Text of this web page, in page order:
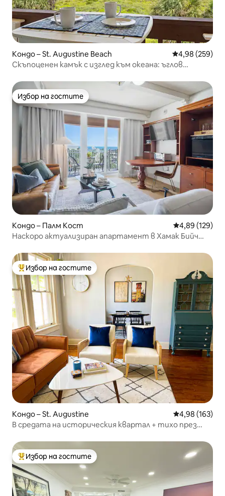
Кондо – St. Augustine Beach Средна
4,98 (259)
Скъпоценен камък с изглед към океана: ъглов
Избор на гостите
Избор на гостите
Кондо – Палм Кост Средна
4,89 (129)
Наскоро актуализиран апартамент в Хамак Бийч
Най-популярен избор на гостите
Избор на гостите
Кондо – St. Augustine Средна
4,98 (163)
В средата на историческия квартал + тихо през
Най-популярен избор на гостите
Избор на гостите